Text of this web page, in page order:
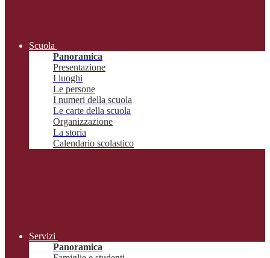
Scuola
Panoramica
Presentazione
I luoghi
Le persone
I numeri della scuola
Le carte della scuola
Organizzazione
La storia
Calendario scolastico
Servizi
Panoramica